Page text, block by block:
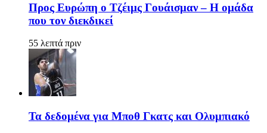
Προς Ευρώπη ο Τζέιμς Γουάισμαν – Η ομάδα
που τον διεκδικεί
55 λεπτά πριν
Τα δεδομένα για Μποθ Γκατς και Ολυμπιακό